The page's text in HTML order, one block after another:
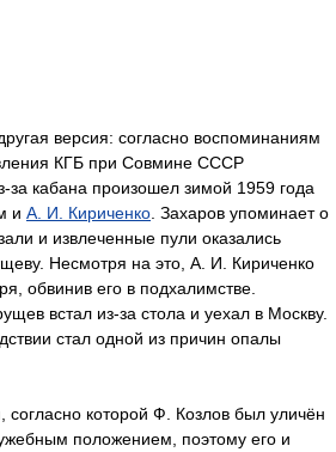
версия: согласно воспоминаниям
КГБ при Совмине СССР
за кабана произошел зимой 1959 года
и А. И. Кириченко. Захаров упоминает о
и извлеченные пули оказались
Несмотря на это, А. И. Кириченко
обвинив его в подхалимстве.
встал из-за стола и уехал в Москву.
стал одной из причин опалы
согласно которой Ф. Козлов был уличён
положением, поэтому его и